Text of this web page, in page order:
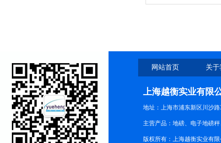
网站首页 关
上海越衡实业有限
地址：上海市浦东新区川沙路
主营产品：地磅、电子地磅
版权所有：上海越衡实业有